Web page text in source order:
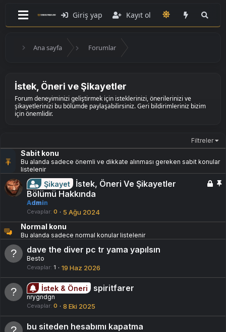
Giriş yap Kayıt ol
Ana sayfa Forumlar
İstek, Öneri ve Şikayetler
Forum deneyiminizi geliştirmek için isteklerinizi, önerilerinizi ve
şikayetlerinizi bu bölümde paylaşabilirsiniz. Geri bildirimleriniz bizim
için önemlidir.
Filtreler
Sabit konu
Bu alanda sadece önemli ve dikkate alınması gereken sabit konular
listelenir
K
i
S
Şikayet
İstek, Öneri Ve Şikayetler
Bölümü Hakkında
Admin
Cevaplar 0 5 Ağu 2024
Normal konu
Bu alanda sadece normal konular listelenir
dave the diver pc tr yama yapılsın
Besto
Cevaplar 1 19 Haz 2026
İstek & Öneri spiritfarer
nrygndgn
Cevaplar 0 8 Eki 2025
bu siteden hesabımı kapatma